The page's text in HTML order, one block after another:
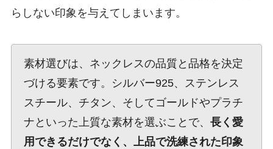
らしない印象を与えてしまいます。
素材選びは、ネックレスの品質と品格を決定
づける要素です。シルバー925、ステンレス
スチール、チタン、そしてゴールドやプラチ
ナといった上質な素材を選ぶことで、 長く愛
用できるだけでなく、上品で洗練された印象